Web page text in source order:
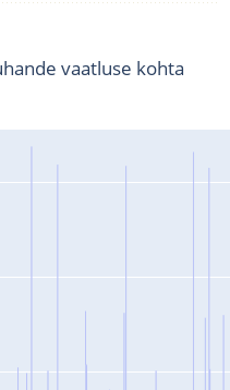
vaatluse kohta